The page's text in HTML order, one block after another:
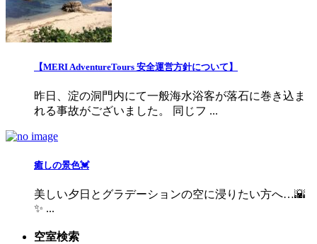
【MERI AdventureTours 安全運営方針について】
昨日、淀の洞門内にて一般海水浴客が落石に巻き込ま
れる事故がございました。 同じフ ...
癒しの景色💓
美しい夕日とグラデーションの空に浸りたい方へ…🌇
✨ ...
空室検索